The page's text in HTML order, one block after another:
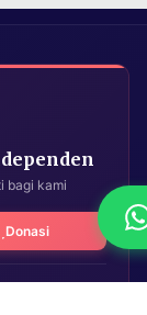
bagi kami
Donasi